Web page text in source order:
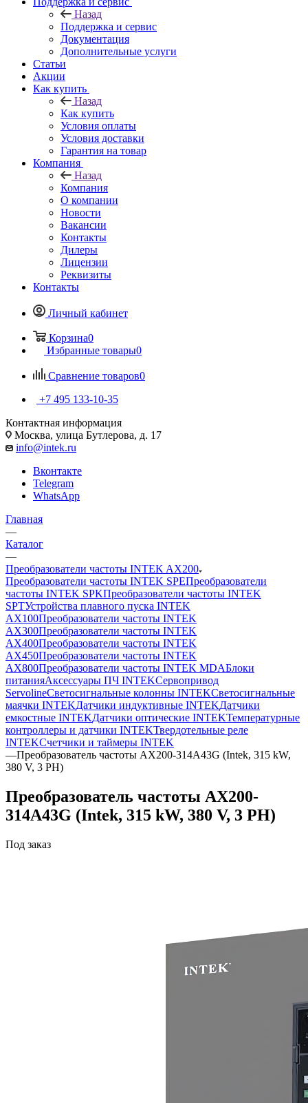
Назад
Поддержка и сервис
Документация
Дополнительные услуги
Статьи
Акции
Как купить
Назад
Как купить
Условия оплаты
Условия доставки
Гарантия на товар
Компания
Назад
Компания
О компании
Новости
Вакансии
Контакты
Дилеры
Лицензии
Реквизиты
Контакты
Личный кабинет
Корзина0
Избранные товары0
Сравнение товаров0
+7 495 133-10-35
Контактная информация
Москва, улица Бутлерова, д. 17
info@intek.ru
Вконтакте
Telegram
WhatsApp
Главная
—
Каталог
—
Преобразователи частоты INTEK AX200
Преобразователи частоты INTEK SPEПреобразователи
частоты INTEK SPKПреобразователи частоты INTEK
SPTУстройства плавного пуска INTEK
AX100Преобразователи частоты INTEK
AX300Преобразователи частоты INTEK
AX400Преобразователи частоты INTEK
AX450Преобразователи частоты INTEK
AX800Преобразователи частоты INTEK MDAБлоки
питанияАксессуары ПЧ INTEKСервопривод
ServolineСветосигнальные колонны INTEKСветосигнальные
маячки INTEKДатчики индуктивные INTEKДатчики
емкостные INTEKДатчики оптические INTEKТемпературные
контроллеры и датчики INTEKТвердотельные реле
INTEKСчетчики и таймеры INTEK
—Преобразователь частоты AX200-314A43G (Intek, 315 kW,
380 V, 3 PH)
Преобразователь частоты AX200-
314A43G (Intek, 315 kW, 380 V, 3 PH)
Под заказ